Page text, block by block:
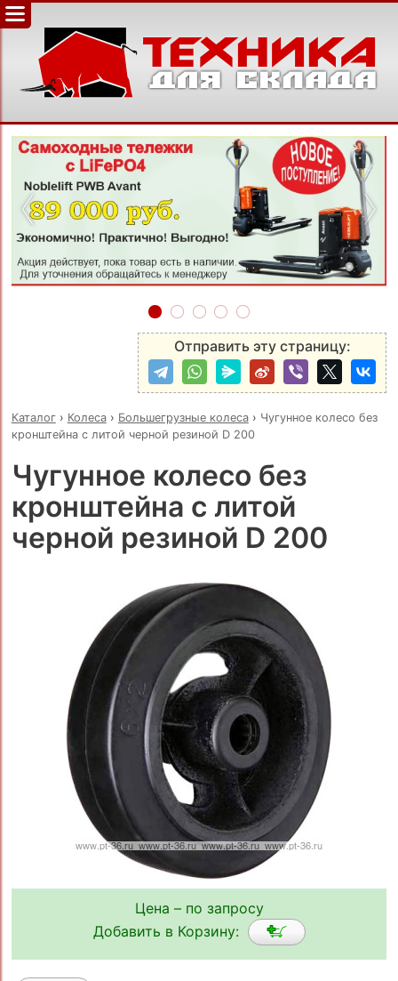
‹ ›
Отправить эту страницу:
Каталог› Колеса› Большегрузные колеса› Чугунное колесо без
кронштейна с литой черной резиной D 200
Чугунное колесо без
кронштейна с литой
черной резиной D 200
Цена – по запросу
Добавить в Корзину: